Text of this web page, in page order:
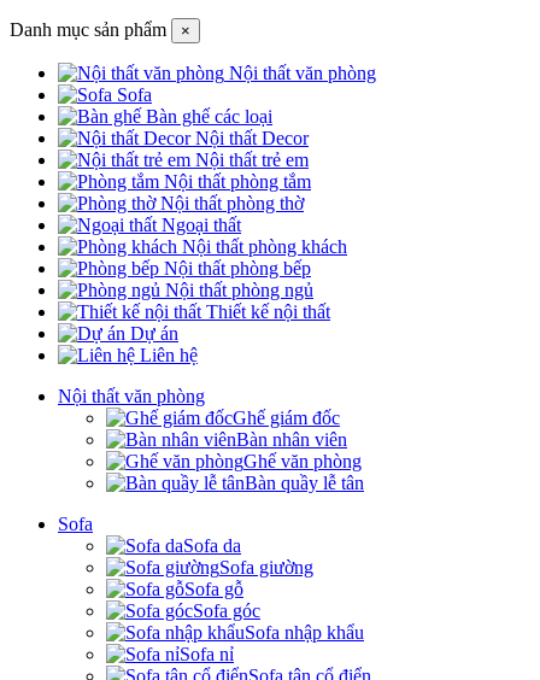
Danh mục sản phẩm ×
Nội thất văn phòng
Sofa
Bàn ghế các loại
Nội thất Decor
Nội thất trẻ em
Nội thất phòng tắm
Nội thất phòng thờ
Ngoại thất
Nội thất phòng khách
Nội thất phòng bếp
Nội thất phòng ngủ
Thiết kế nội thất
Dự án
Liên hệ
Nội thất văn phòng
Ghế giám đốc
Bàn nhân viên
Ghế văn phòng
Bàn quầy lễ tân
Sofa
Sofa da
Sofa giường
Sofa gỗ
Sofa góc
Sofa nhập khẩu
Sofa nỉ